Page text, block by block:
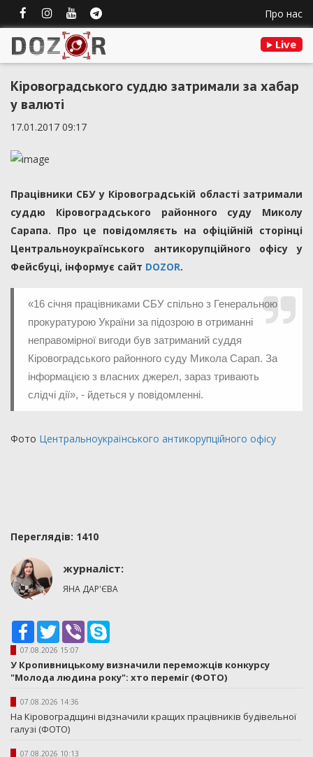
Про нас
Live
Кіровоградського суддю затримали за хабар
у валюті
17.01.2017 09:17
Працівники СБУ у Кіровоградській області затримали
суддю Кіровоградського районного суду Миколу
Сарапа. Про це повідомляєть на офіційній сторінці
Центральноукраїнського антикорупційного офісу у
Фейсбуці, інформує сайт DOZOR.
«16 січня працівниками СБУ спільно з Генеральною
прокуратурою України за підозрою в отриманні
неправомірної вигоди був затриманий суддя
Кіровоградського районного суду Микола Сарап. За
інформацією з власних джерел, зараз тривають
слідчі дії», - йдеться у повідомленні.
Фото Центральноукраїнського антикорупційного офісу
Переглядiв: 1410
журналіст:
ЯНА ДАР'ЄВА
Facebook
TwitterViber
07.08.2026 15:07
У Кропивницькому визначили переможців конкурсу
"Молода людина року": хто переміг (ФОТО)
07.08.2026 14:36
На Кіровоградщині відзначили кращих працівників будівельної
галузі (ФОТО)
07.08.2026 10:13